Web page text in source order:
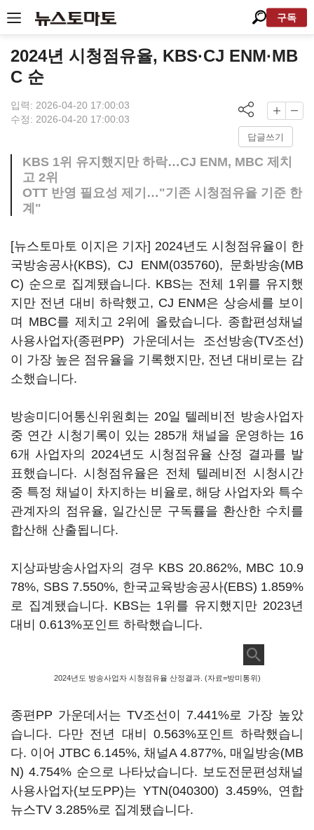
구독
2024년 시청점유율, KBS·CJ ENM·MB
C 순
입력: 2026-04-20 17:00:03
수정: 2026-04-20 17:00:03
답글쓰기
KBS 1위 유지했지만 하락…CJ ENM, MBC 제치
고 2위
OTT 반영 필요성 제기…"기존 시청점유율 기준 한
계"
[뉴스토마토 이지은 기자] 2024년도 시청점유율이 한
국방송공사(KBS), CJ ENM(035760), 문화방송(MB
C) 순으로 집계됐습니다. KBS는 전체 1위를 유지했
지만 전년 대비 하락했고, CJ ENM은 상승세를 보이
며 MBC를 제치고 2위에 올랐습니다. 종합편성채널
사용사업자(종편PP) 가운데서는 조선방송(TV조선)
이 가장 높은 점유율을 기록했지만, 전년 대비로는 감
소했습니다.
방송미디어통신위원회는 20일 텔레비전 방송사업자
중 연간 시청기록이 있는 285개 채널을 운영하는 16
6개 사업자의 2024년도 시청점유율 산정 결과를 발
표했습니다. 시청점유율은 전체 텔레비전 시청시간
중 특정 채널이 차지하는 비율로, 해당 사업자와 특수
관계자의 점유율, 일간신문 구독률을 환산한 수치를
합산해 산출됩니다.
지상파방송사업자의 경우 KBS 20.862%, MBC 10.9
78%, SBS 7.550%, 한국교육방송공사(EBS) 1.859%
로 집계됐습니다. KBS는 1위를 유지했지만 2023년
대비 0.613%포인트 하락했습니다.
2024년도 방송사업자 시청점유율 산정결과. (자료=방미통위)
종편PP 가운데서는 TV조선이 7.441%로 가장 높았
습니다. 다만 전년 대비 0.563%포인트 하락했습니
다. 이어 JTBC 6.145%, 채널A 4.877%, 매일방송(MB
N) 4.754% 순으로 나타났습니다. 보도전문편성채널
사용사업자(보도PP)는YTN(040300) 3.459%, 연합
뉴스TV 3.285%로 집계됐습니다.